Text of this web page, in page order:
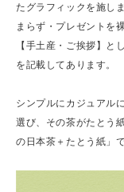
たグラフィックを施し
まらず・プレゼントを
【手土産・ご挨拶】
を記載してあります。
シンプルにカジュアル
選び、その茶がたとう
の日本茶＋たとう紙」